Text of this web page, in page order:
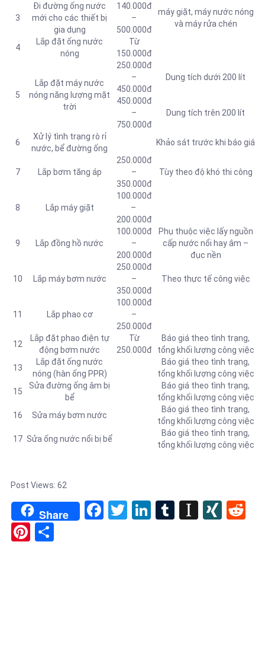
3
Đi đường ống nước
mới cho các thiết bị
gia dụng
140.000đ
–
500.000đ
máy giặt, máy nước nóng
và máy rửa chén
4
Lắp đặt ống nước
nóng
Từ
150.000đ
5
Lắp đặt máy nước
nóng năng lượng mặt
trời
250.000đ
–
450.000đ
Dung tích dưới 200 lít
450.000đ
–
750.000đ
Dung tích trên 200 lít
6
Xử lý tình trạng rò rỉ
nước, bể đường ống
Khảo sát trước khi báo giá
7 Lắp bơm tăng áp
250.000đ
–
350.000đ
Tùy theo độ khó thi công
8 Lắp máy giặt
100.000đ
–
200.000đ
9 Lắp đồng hồ nước
100.000đ
–
200.000đ
Phụ thuộc việc lấy nguồn
cấp nước nổi hay âm –
đục nền
10 Lắp máy bơm nước
250.000đ
–
350.000đ
Theo thực tế công việc
11 Lắp phao cơ
100.000đ
–
250.000đ
12
Lắp đặt phao điện tự
động bơm nước
Từ
250.000đ
Báo giá theo tình trạng,
tổng khối lượng công việc
13
Lắp đặt ống nước
nóng (hàn ống PPR)
Báo giá theo tình trạng,
tổng khối lượng công việc
15
Sửa đường ống âm bị
bể
Báo giá theo tình trạng,
tổng khối lượng công việc
16
Sửa máy bơm nước
Báo giá theo tình trạng,
tổng khối lượng công việc
17 Sửa ống nước nổi bị bể
Báo giá theo tình trạng,
tổng khối lượng công việc
Post Views: 62
Share Facebook
TwitterLinkedIn
Tumblr
Pinterest